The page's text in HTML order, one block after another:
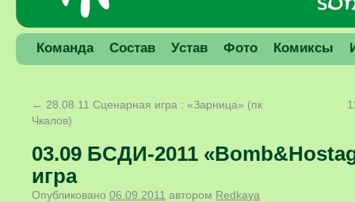
Команда Состав Устав Фото Комиксы
← 28.08.11 Сценарная игра : «Зарница» (пк
Чкалов)
03.09 БСДИ-2011
игра
Опубликовано 06.09.2011 автором Redkaya